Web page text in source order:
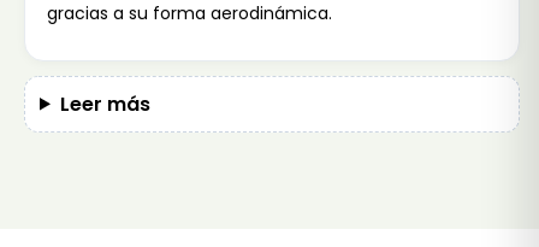
gracias a su forma aerodinámica.
Leer más